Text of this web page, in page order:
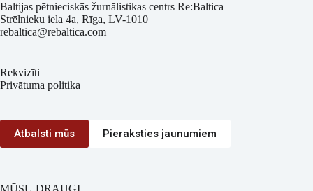
Baltijas pētnieciskās žurnālistikas centrs Re:Baltica
Strēlnieku iela 4a, Rīga, LV-1010
rebaltica@rebaltica.com
Rekvizīti
Privātuma politika
Atbalsti mūs Pieraksties jaunumiem
MŪSU DRAUGI